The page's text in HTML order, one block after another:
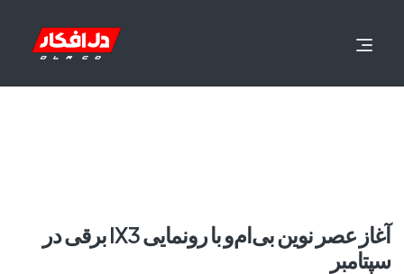
آغاز عصر نوین بی‌ام‌و با رونمایی IX3 برقی در
سپتامبر